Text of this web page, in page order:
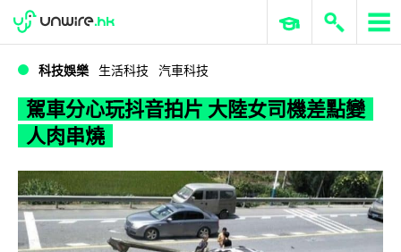
WWDC 2026 ERP 與商業 AI
科技娛樂 生活科技 汽車科技
駕車分心玩抖音拍片 大陸女司機差點變
人肉串燒